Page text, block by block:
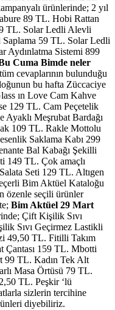
ürünlerinde; 2 yıl
89 TL. Hobi Rattan
TL. Solar Ledli Alevli
Saplama 59 TL. Solar Ledli
Aydınlatma Sistemi 899
Cuma Bimde neler
cevaplarının bulunduğu
bu hafta Züccaciye
ın Love Cam Kahve
129 TL. Cam Peçetelik
Meşrubat Bardağı
109 TL. Rakle Mottolu
Saklama Kabı 299
Bal Kabağı Şekilli
149 TL. Çok amaçlı
Seti 129 TL. Altıgen
Bim Aktüel Kataloğu
özenle seçili ürünler
Bim Aktüel 29 Mart
Çift Kişilik Sıvı
Sıvı Geçirmez Lastikli
49,50 TL. Fitilli Takım
Çantası 159 TL. Mbotti
99 TL. Kadın Tek Alt
Masa Örtüsü 79 TL.
TL. Peşkir ‘lü
sizlerin tercihine
diyebiliriz.